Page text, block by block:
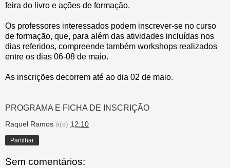
feira do livro e ações de formação.
Os professores interessados podem inscrever-se no curso
de formação, que, para além das atividades incluídas nos
dias referidos, compreende também workshops realizados
entre os dias 06-08 de maio.
As inscrições decorrem até ao dia 02 de maio.
PROGRAMA E FICHA DE INSCRIÇÃO
Raquel Ramos à(s) 12:10
Partilhar
Sem comentários: